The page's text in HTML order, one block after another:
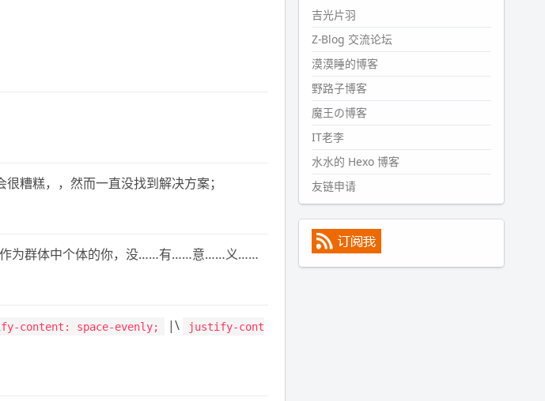
糟糕，，然而一直没找到解决方案；
作为群体中个体的你，没……有……意……义……
content: space-evenly; |\
justify-cont
话，2024 年目前只发了 13 条
嘟？？？？
wdssmq
2024-09-15 10:32:07
#PubWordVSCode 内 git 操作卡
住的时候没办法主动取消一直是个
痛点，一般都是推送或拉取，今天
连提交都卡了。。
wdssmq
#PubWord又一个夏天过去了，
所以今年也没买防水鞋套；然后天
凉了，为了应对踢被子买了睡袋，
不知道 1.2 米会不会略窄。。
吉光片羽
Z-Blog 交流论坛
漠漠睡的博客
野路子博客
魔王の博客
IT老李
水水的 Hexo 博客
友链申请